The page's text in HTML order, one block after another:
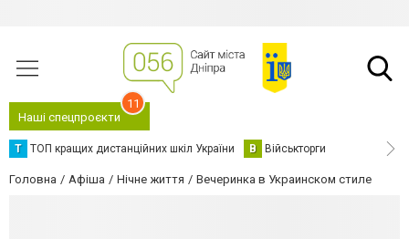
Наші спецпроєкти
11
Т ТОП кращих дистанційних шкіл України В Військторги
Головна Афіша Нічне життя Вечеринка в Украинском стиле